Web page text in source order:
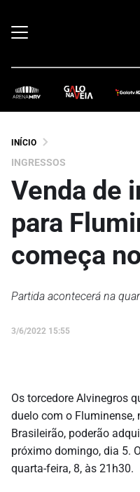
INÍCIO
INGRESSOS
Venda de
para
começa
Partida acontecerá na
3/6/2022 15:55
Os torcedore Alvinegros
duelo com o Fluminense,
Brasileirão, poderão
próximo domingo, dia 5.
quarta-feira, 8, às 21h30.